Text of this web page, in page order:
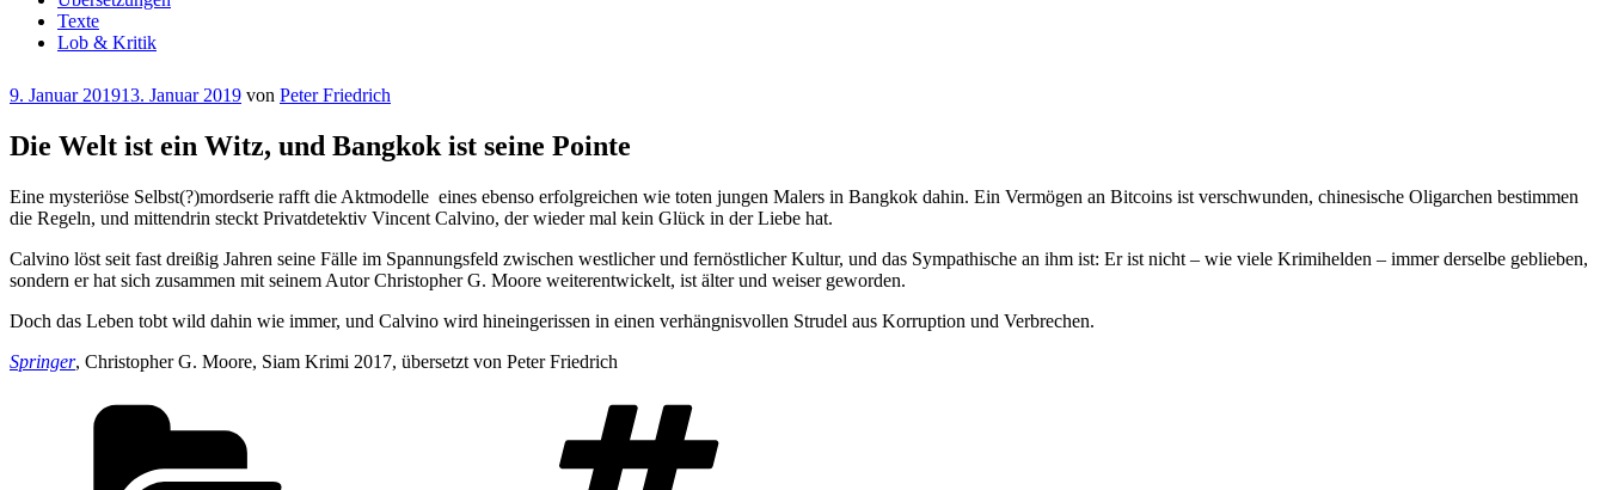
Texte
Lob & Kritik
Veröffentlicht
9. Januar 201913. Januar 2019 von Peter Friedrich
Die Welt ist ein Witz, und Bangkok ist seine Pointe
Eine mysteriöse Selbst(?)mordserie rafft die Aktmodelle eines ebenso erfolgreichen wie toten jungen Malers in Bangkok dahin. Ein Vermögen an Bitcoins ist verschwunden, chinesische Oligarchen bestimmen
die Regeln, und mittendrin steckt Privatdetektiv Vincent Calvino, der wieder mal kein Glück in der Liebe hat.
Calvino löst seit fast dreißig Jahren seine Fälle im Spannungsfeld zwischen westlicher und fernöstlicher Kultur, und das Sympathische an ihm ist: Er ist nicht – wie viele Krimihelden – immer derselbe geblieben,
sondern er hat sich zusammen mit seinem Autor Christopher G. Moore weiterentwickelt, ist älter und weiser geworden.
Doch das Leben tobt wild dahin wie immer, und Calvino wird hineingerissen in einen verhängnisvollen Strudel aus Korruption und Verbrechen.
Springer, Christopher G. Moore, Siam Krimi 2017, übersetzt von Peter Friedrich